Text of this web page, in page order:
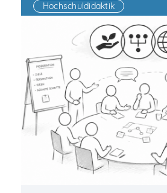
Hochschuldidaktik